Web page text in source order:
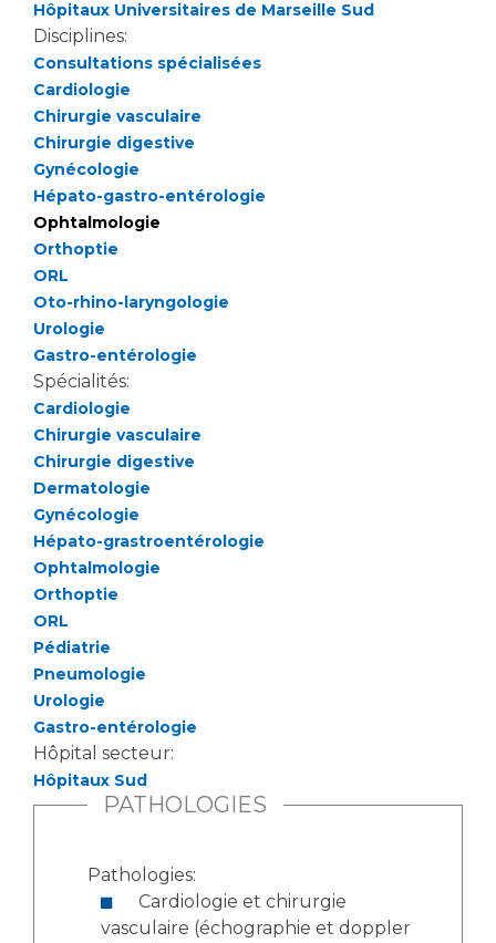
Cancer
Médecine nucléaire
Maladies rares
Maternité Hôpital Nord
Vos représentants
La Commission Des Usagers (CDU)
Les Comités Locaux des Usagers
Le projet des usagers
Qualité
Nos indicateurs qualité et de sécurité des soins
Protection des données
Sécurité
Les recherches en santé à l’AP-HM
Anatomie et Cytologie Pathologiques
Adresser un examen au Laboratoire d'Infectiologie
Centres de référence Maladies Rares
Plateforme d'Expertise Maladies Rares
Presse / Multimédia
Communiqués de presse
Dossiers de presse
Médiathèque
Fournisseurs
Rôles et missions
Liste des marchés conclus
Documents utiles
Hôpitaux Universitaires de Marseille Sud
Disciplines:
Consultations spécialisées
Cardiologie
Chirurgie vasculaire
Chirurgie digestive
Gynécologie
Hépato-gastro-entérologie
Ophtalmologie
Orthoptie
ORL
Oto-rhino-laryngologie
Urologie
Gastro-entérologie
Spécialités:
Cardiologie
Chirurgie vasculaire
Chirurgie digestive
Dermatologie
Gynécologie
Hépato-grastroentérologie
Ophtalmologie
Orthoptie
ORL
Pédiatrie
Pneumologie
Urologie
Gastro-entérologie
Hôpital secteur:
Hôpitaux Sud
PATHOLOGIES
Pathologies:
Cardiologie et chirurgie
vasculaire (échographie et doppler